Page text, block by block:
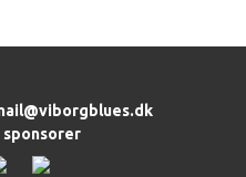
sponsorer